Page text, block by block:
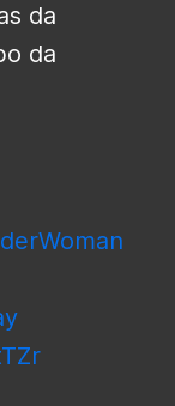
da
da